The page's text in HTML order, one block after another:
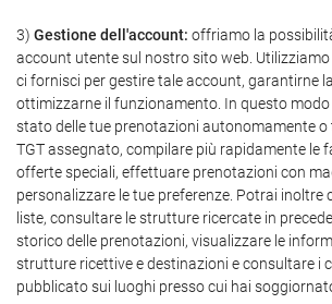
3) Gestione dell'account: offriamo la
account utente sul nostro sito web.
ci fornisci per gestire tale account, garantirne
ottimizzarne il funzionamento. In questo
stato delle tue prenotazioni autonomamente
TGT assegnato, compilare più rapidamente le
offerte speciali, effettuare prenotazioni con
personalizzare le tue preferenze. Potrai inoltre
liste, consultare le strutture ricercate in
storico delle prenotazioni, visualizzare le
strutture ricettive e destinazioni e consultare i
pubblicato sui luoghi presso cui hai